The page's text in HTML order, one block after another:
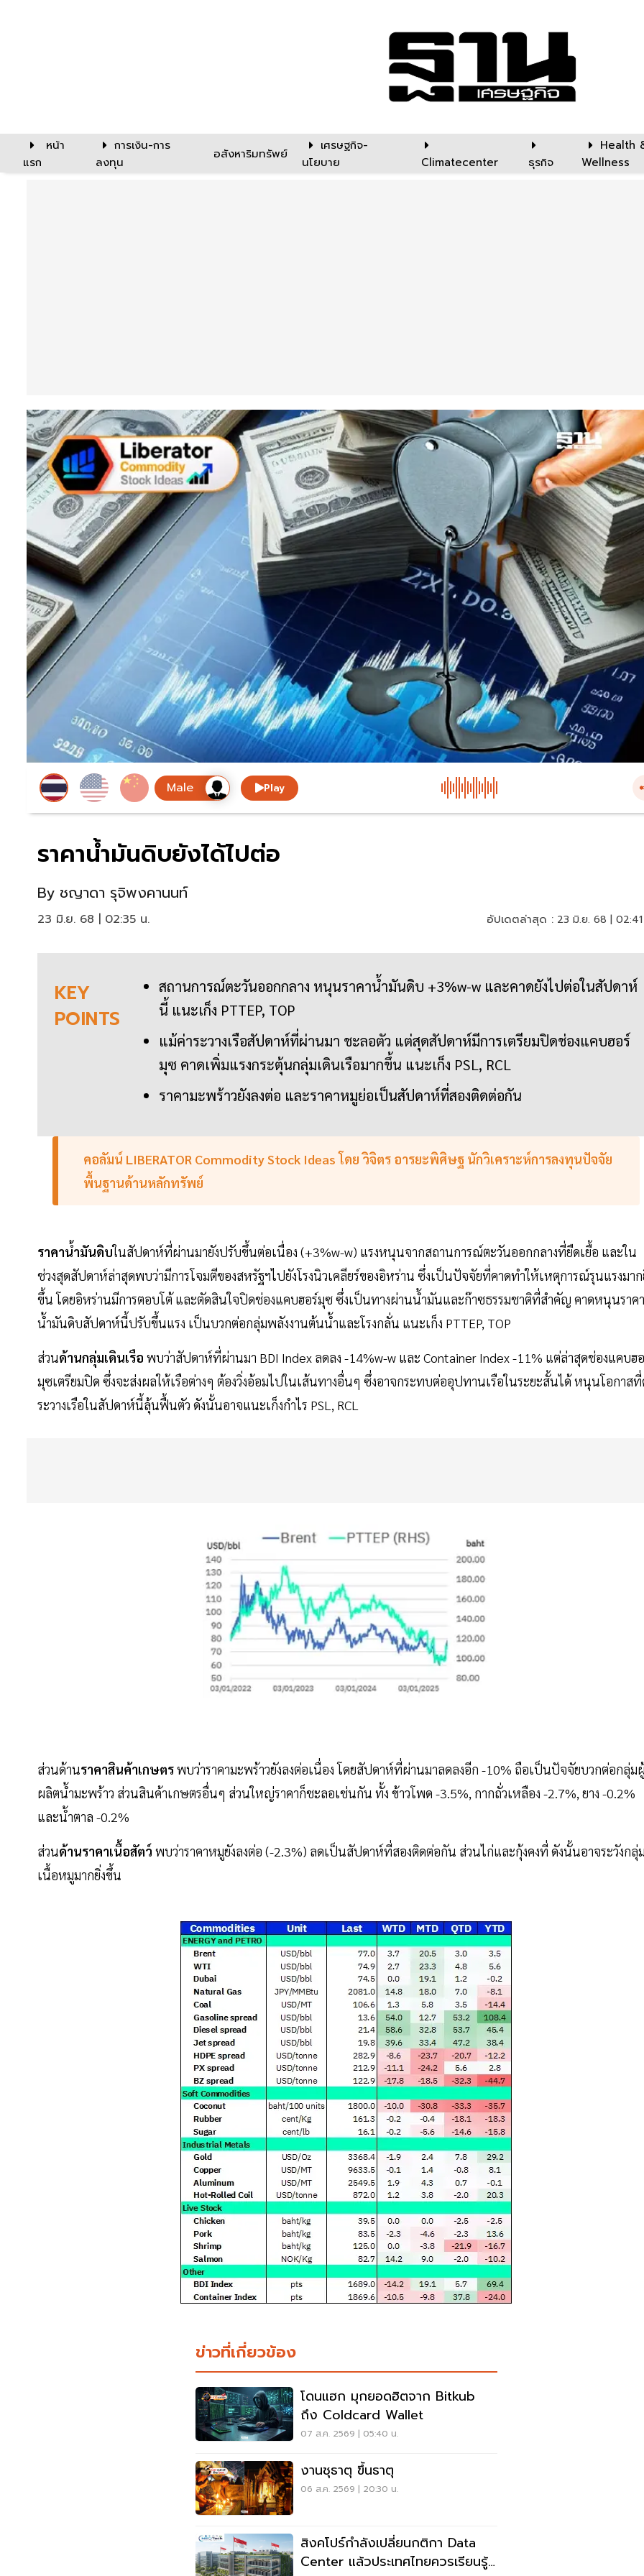
หน้า
แรก
การเงิน-การ
ลงทุน
อสังหาริมทรัพย์
เศรษฐกิจ-
นโยบาย
Climatecenter ธุรกิจ
Health
Wellness
Play
ราคาน้ำมันดิบยังได้ไปต่อ
By ชญาดา รุจิพงคานนท์
23 มิ.ย. 68 | 02:35 น. อัปเดตล่าสุด : 23 มิ.ย. 68 |
KEY
POINTS
สถานการณ์ตะวันออกกลาง หนุนราคาน้ำมันดิบ +3%w-w และคาดยังไปต่อในสัปดาห์
นี้ แนะเก็ง PTTEP, TOP
แม้ค่าระวางเรือสัปดาห์ที่ผ่านมา ชะลอตัว แต่สุดสัปดาห์มีการเตรียมปิดช่องแคบฮอร์
มุซ คาดเพิ่มแรงกระตุ้นกลุ่มเดินเรือมากขึ้น แนะเก็ง PSL, RCL
ราคามะพร้าวยังลงต่อ และราคาหมูย่อเป็นสัปดาห์ที่สองติดต่อกัน
คอลัมน์ LIBERATOR Commodity Stock Ideas โดย วิจิตร อารยะพิศิษฐ นักวิเคราะห์การลงทุนปัจจัย
พื้นฐานด้านหลักทรัพย์
ราคาน้ำมันดิบในสัปดาห์ที่ผ่านมายังปรับขึ้นต่อเนื่อง (+3%w-w) แรงหนุนจากสถานการณ์ตะวันออกกลางที่ยืดเยื้อ และใน
ช่วงสุดสัปดาห์ล่าสุดพบว่ามีการโจมตีของสหรัฐฯไปยังโรงนิวเคลียร์ของอิหร่าน ซึ่งเป็นปัจจัยที่คาดทำให้เหตุการณ์รุนแรงมาก
ขึ้น โดยอิหร่านมีการตอบโต้ และตัดสินใจปิดช่องแคบฮอร์มุซ ซึ่งเป็นทางผ่านน้ำมันและก๊าซธรรมชาติที่สำคัญ คาดหนุนราคา
น้ำมันดิบสัปดาห์นี้ปรับขึ้นแรง เป็นบวกต่อกลุ่มพลังงานต้นน้ำและโรงกลั่น แนะเก็ง PTTEP, TOP
ส่วนด้านกลุ่มเดินเรือ พบว่าสัปดาห์ที่ผ่านมา BDI Index ลดลง -14%w-w และ Container Index -11% แต่ล่าสุดช่องแคบฮ
มุซเตรียมปิด ซึ่งจะส่งผลให้เรือต่างๆ ต้องวิ่งอ้อมไปในเส้นทางอื่นๆ ซึ่งอาจกระทบต่ออุปทานเรือในระยะสั้นได้ หนุนโอกาสที่
ระวางเรือในสัปดาห์นี้ลุ้นฟื้นตัว ดังนั้นอาจแนะเก็งกำไร PSL, RCL
ส่วนด้านราคาสินค้าเกษตรพบว่าราคามะพร้าวยังลงต่อเนื่อง โดยสัปดาห์ที่ผ่านมาลดลงอีก -10% ถือเป็นปัจจัยบวกต่อกลุ่ม
ผลิตน้ำมะพร้าว ส่วนสินค้าเกษตรอื่นๆ ส่วนใหญ่ราคาก็ชะลอเช่นกัน ทั้ง ข้าวโพด -3.5%, กากถั่วเหลือง -2.7%, ยาง -0.2%
และน้ำตาล -0.2%
ส่วนด้านราคาเนื้อสัตว์ พบว่าราคาหมูยังลงต่อ (-2.3%) ลดเป็นสัปดาห์ที่สองติดต่อกัน ส่วนไก่และกุ้งคงที่ ดังนั้นอาจระวังกลุ่
เนื้อหมูมากยิ่งขึ้น
ข่าวที่เกี่ยวข้อง
โดนแฮก มุกยอดฮิตจาก Bitkub
ถึง Coldcard Wallet
07 ส.ค. 2569 | 05:40 น.
งานชุธาตุ ขึ้นธาตุ
06 ส.ค. 2569 | 20:30 น.
สิงคโปร์กำลังเปลี่ยนกติกา Data
Center แล้วประเทศไทยควรเรียนรู้